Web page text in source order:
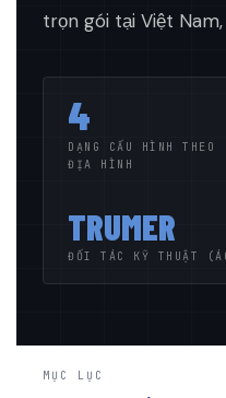
trọn gói tại Việt
4
DẠNG CẤU HÌNH THEO
ĐỊA HÌNH
TRUMER
ĐỐI TÁC KỸ THUẬT
MỤC LỤC